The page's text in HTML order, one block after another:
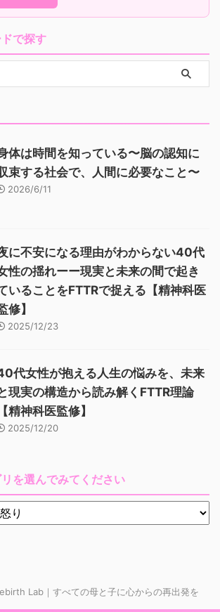
で探す
体は時間を知っている〜脳の認知に
束する社会で、人間に必要なこと〜
2026/6/11
に不安になる理由がわからない40代
性の揺れーー現実と未来の間で起き
いることをFTTRで捉える【精神科医
修】
2025/12/23
代女性が抱える人生の悩みを、未来
現実の構造から読み解くFTTR理論
【精神科医監修】
2025/12/20
を選んでみてください
Lab｜すべての母と子に心からの再出発を